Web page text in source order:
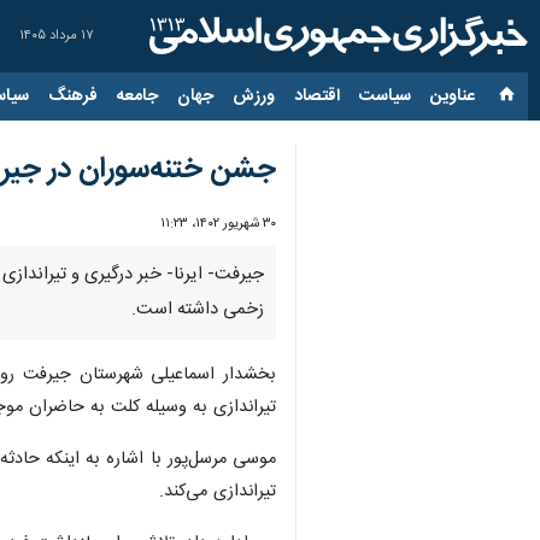
۱۷ مرداد ۱۴۰۵
عناوین‌ سیاست اقتصاد ورزش جهان جامعه فرهنگ
جشن ختنه‌سوران در جیرفت با
۳۰ شهریور ۱۴۰۲، ۱۱:۲۳